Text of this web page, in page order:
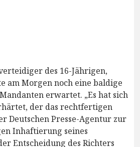
des 16-Jährigen,
am Morgen noch eine baldige
erwartet. „Es hat sich
der das rechtfertigen
Deutschen Presse-Agentur zur
Inhaftierung seines
Entscheidung des Richters